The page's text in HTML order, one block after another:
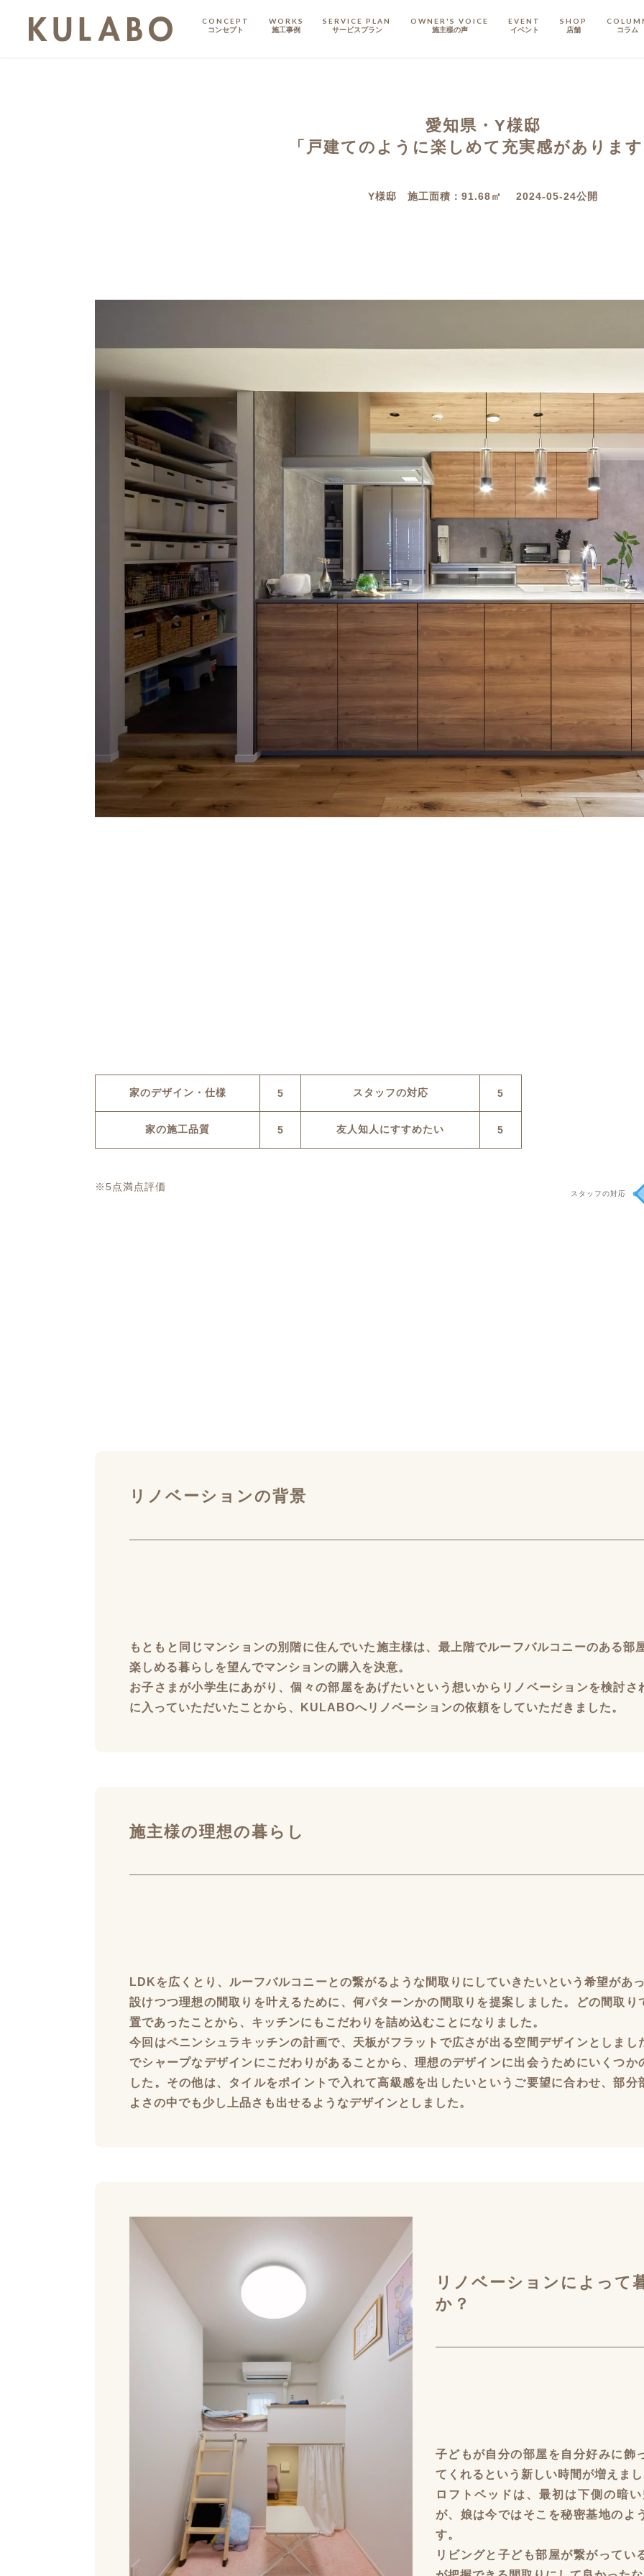
CONCEPT
コンセプト
WORKS
施工事例
SERVICE PLAN
サービスプラン
ハイグレードプラン 定額フルリノベーション 店舗リノベーション
OWNER'S VOICE
施主樣の声
EVENT
イベント
SHOP
店舗 コラム
愛知県・Y様邸
「戸建てのように楽しめて充実感があります
Y様邸 施工面積：91.68㎡ 2024-05-24公開
家のデザイン・仕様 5 スタッフの対応 5
家の施工品質 5 友人知人にすすめたい 5
※5点満点評価
リノベーションの背景
もともと同じマンションの別階に住んでいた施主様は、最上階でルーフバルコニーのある部
楽しめる暮らしを望んでマンションの購入を決意。
お子さまが小学生にあがり、個々の部屋をあげたいという想いからリノベーションを検討
に入っていただいたことから、KULABOへリノベーションの依頼をしていただきました。
施主様の理想の暮らし
LDKを広くとり、ルーフバルコニーとの繋がるような間取りにしていきたいという希望があ
設けつつ理想の間取りを叶えるために、何パターンかの間取りを提案しました。どの間取
置であったことから、キッチンにもこだわりを詰め込むことになりました。
今回はペニンシュラキッチンの計画で、天板がフラットで広さが出る空間デザインとしまし
でシャープなデザインにこだわりがあることから、理想のデザインに出会うためにいくつか
した。その他は、タイルをポイントで入れて高級感を出したいというご要望に合わせ、部
よさの中でも少し上品さも出せるようなデザインとしました。
リノベーションによって
か？
子どもが自分の部屋を自分好みに飾
てくれるという新しい時間が増えま
ロフトベッドは、最初は下側の暗
が、娘は今ではそこを秘密基地のよ
す。
リビングと子ども部屋が繋がってい